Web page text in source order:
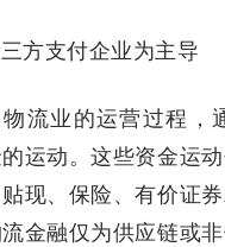
方支付企业为主导
流业的运营过程，
运动。这些资金运
现、保险、有价证
金融仅为供应链或